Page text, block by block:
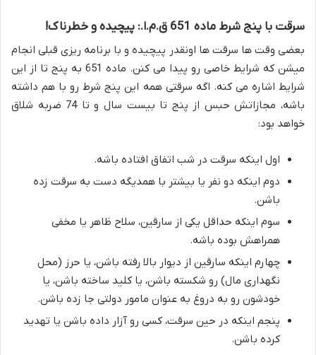
سرقت با پنج شرط ماده 651 ق.م.ا.: پیچیده و خطرناک!
بعضی وقت ها سرقت ها اونقدر پیچیده و با برنامه ریزی قبلی انجام
میشن که شرایط خاصی رو پیدا می کنن. ماده 651 به پنج تا از این
شرایط اشاره می کنه. اگه سرقتی همه این پنج شرط رو با هم داشته
باشه، مجازاتش حبس از پنج تا بیست سال و تا 74 ضربه شلاق
خواهد بود:
اول اینکه سرقت در شب اتفاق افتاده باشه.
دوم اینکه دو نفر یا بیشتر با همدیگه دست به سرقت زده
باشن.
سوم اینکه حداقل یکی از سارقین، سلاح ظاهر یا مخفی
همراهش بوده باشه.
چهارم اینکه سارقین از دیوار بالا رفته باشن، یا حرز (محل
نگهداری مال) رو شکسته باشن، یا کلید ساخته باشن، یا
خودشون رو به دروغ به عنوان مامور دولتی جا زده باشن.
پنجم اینکه در حین سرقت، کسی رو آزار داده باشن یا تهدید
کرده باشن.